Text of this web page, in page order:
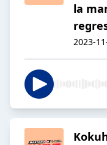
la
2023-